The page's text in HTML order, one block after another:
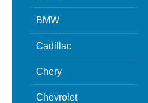
BMW
Cadillac
Chery
Chevrolet